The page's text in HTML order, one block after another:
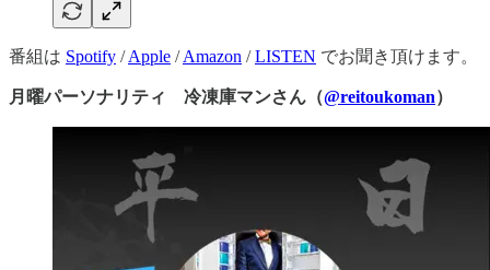
番組は Spotify /Apple /Amazon /LISTEN でお聞き頂けます。
月曜パーソナリティ 冷凍庫マンさん（@reitoukoman）